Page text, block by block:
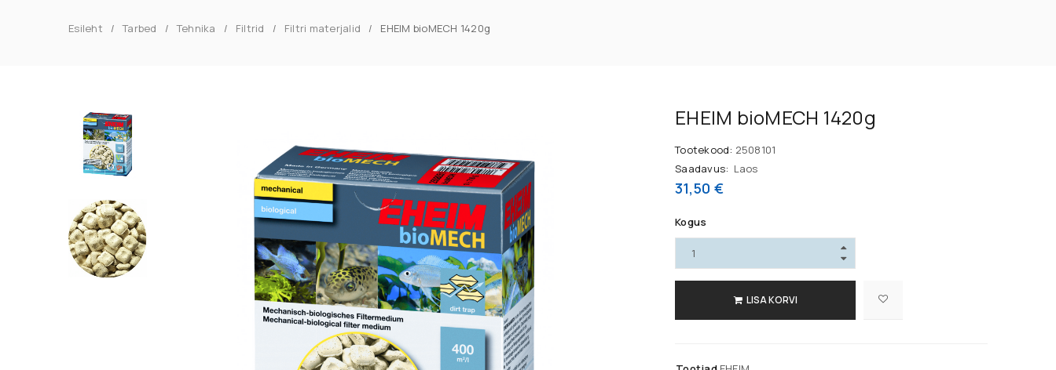
Esileht / Tarbed / Tehnika / Filtrid / Filtri materjalid / EHEIM bioMECH 1420g
EHEIM bioMECH 1420g
Tootekood: 2508101
Saadavus: Laos
31,50 €
Kogus
LISA KORVI